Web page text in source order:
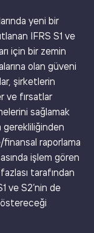
yeni bir
IFRS S1 ve
için bir zemin
olan güveni
şirketlerin
ve fırsatlar
sağlamak
gerekliliğinden
finansal raporlama
işlem gören
tarafından
ve S2’nin de